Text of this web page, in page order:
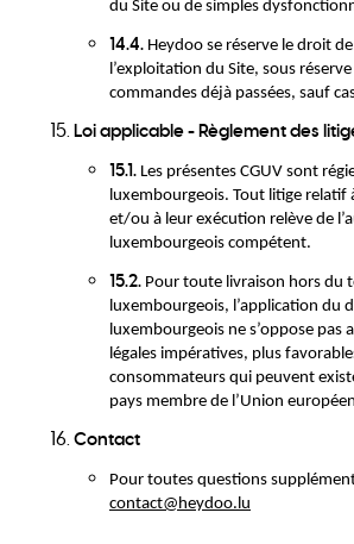
du Site ou de simples
14.4. Heydoo se réserve le droit
l’exploitation du Site, sous
commandes déjà passées, sauf
Loi applicable - Règlement des
15.1. Les présentes CGUV sont
luxembourgeois. Tout litige relatif
et/ou à leur exécution relève de
luxembourgeois compétent.
15.2. Pour toute livraison hors du
luxembourgeois, l’application du
luxembourgeois ne s’oppose pas
légales impératives, plus
consommateurs qui peuvent
pays membre de l’Union
Contact
Pour toutes questions
contact@heydoo.lu